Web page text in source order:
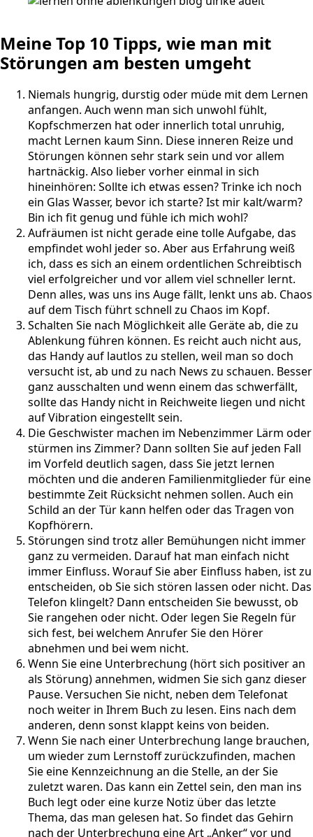
Meine Top 10 Tipps, wie man mit
Störungen am besten umgeht
Niemals hungrig, durstig oder müde mit dem Lernen
anfangen. Auch wenn man sich unwohl fühlt,
Kopfschmerzen hat oder innerlich total unruhig,
macht Lernen kaum Sinn. Diese inneren Reize und
Störungen können sehr stark sein und vor allem
hartnäckig. Also lieber vorher einmal in sich
hineinhören: Sollte ich etwas essen? Trinke ich noch
ein Glas Wasser, bevor ich starte? Ist mir kalt/warm?
Bin ich fit genug und fühle ich mich wohl?
Aufräumen ist nicht gerade eine tolle Aufgabe, das
empfindet wohl jeder so. Aber aus Erfahrung weiß
ich, dass es sich an einem ordentlichen Schreibtisch
viel erfolgreicher und vor allem viel schneller lernt.
Denn alles, was uns ins Auge fällt, lenkt uns ab. Chaos
auf dem Tisch führt schnell zu Chaos im Kopf.
Schalten Sie nach Möglichkeit alle Geräte ab, die zu
Ablenkung führen können. Es reicht auch nicht aus,
das Handy auf lautlos zu stellen, weil man so doch
versucht ist, ab und zu nach News zu schauen. Besser
ganz ausschalten und wenn einem das schwerfällt,
sollte das Handy nicht in Reichweite liegen und nicht
auf Vibration eingestellt sein.
Die Geschwister machen im Nebenzimmer Lärm oder
stürmen ins Zimmer? Dann sollten Sie auf jeden Fall
im Vorfeld deutlich sagen, dass Sie jetzt lernen
möchten und die anderen Familienmitglieder für eine
bestimmte Zeit Rücksicht nehmen sollen. Auch ein
Schild an der Tür kann helfen oder das Tragen von
Kopfhörern.
Störungen sind trotz aller Bemühungen nicht immer
ganz zu vermeiden. Darauf hat man einfach nicht
immer Einfluss. Worauf Sie aber Einfluss haben, ist zu
entscheiden, ob Sie sich stören lassen oder nicht. Das
Telefon klingelt? Dann entscheiden Sie bewusst, ob
Sie rangehen oder nicht. Oder legen Sie Regeln für
sich fest, bei welchem Anrufer Sie den Hörer
abnehmen und bei wem nicht.
Wenn Sie eine Unterbrechung (hört sich positiver an
als Störung) annehmen, widmen Sie sich ganz dieser
Pause. Versuchen Sie nicht, neben dem Telefonat
noch weiter in Ihrem Buch zu lesen. Eins nach dem
anderen, denn sonst klappt keins von beiden.
Wenn Sie nach einer Unterbrechung lange brauchen,
um wieder zum Lernstoff zurückzufinden, machen
Sie eine Kennzeichnung an die Stelle, an der Sie
zuletzt waren. Das kann ein Zettel sein, den man ins
Buch legt oder eine kurze Notiz über das letzte
Thema, das man gelesen hat. So findet das Gehirn
nach der Unterbrechung eine Art „Anker“ vor und